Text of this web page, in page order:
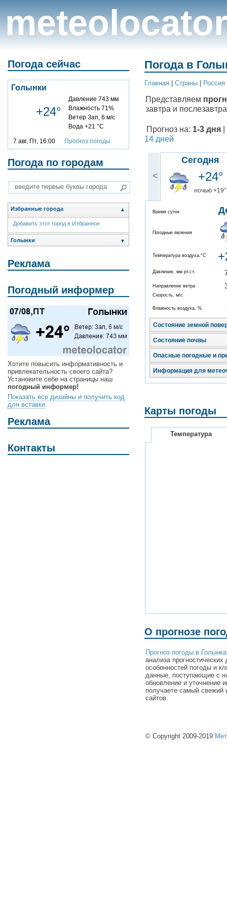
meteolocator
Погода сейчас
Голынки
+24°
Давление 743 мм
Влажность 71%
Ветер Зап, 6 м/с
Вода +21 °C
7 авг, Пт, 16:00 Прогноз погоды
Погода по городам
Избранные города ▲
Добавить этот город в Избранное
Голынки ▼
Реклама
Погодный информер
Хотите повысить информативность и
привлекательность своего сайта?
Установите себе на страницы наш
погодный информер!
Показать все дизайны и получить код
для вставки
Реклама
Контакты
Погода в
Главная Cтраны Россия
Представляем
завтра и
Прогноз на: 1-3 дня
14 дней
<
Сегодня
+24°
ночью +19°
Время суток
Погодные явления
Температура воздуха,°C
Давление, мм рт.ст.
Направление ветра
Скорость, м/с
Влажность воздуха, %
Состояние земной
Состояние почвы
Опасные погодные и
Информация для
Карты погоды
Температура
О прогнозе
Прогноз погоды в
анализа
особенностей погоды и
данные, поступающие с
обновление и уточнение
получаете самый свежий
сайтов.
© Copyright 2009-2019